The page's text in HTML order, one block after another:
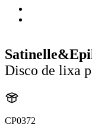
Disco de lixa
CP0372